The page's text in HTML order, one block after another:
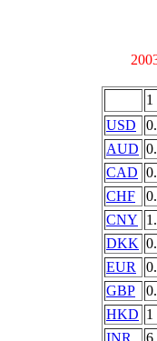
1
USD
AUD
CAD
CHF
CNY
DKK
EUR
GBP
HKD 1